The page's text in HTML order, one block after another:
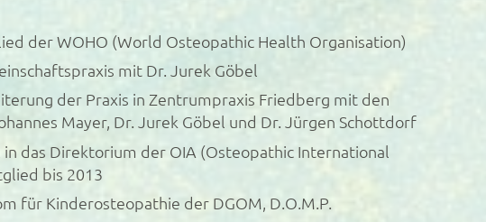
der WOHO (World Osteopathic Health Organisation)
mit Dr. Jurek Göbel
der Praxis in Zentrumpraxis Friedberg mit den
Mayer, Dr. Jurek Göbel und Dr. Jürgen Schottdorf
in das Direktorium der OIA (Osteopathic International
bis 2013
für Kinderosteopathie der DGOM, D.O.M.P.